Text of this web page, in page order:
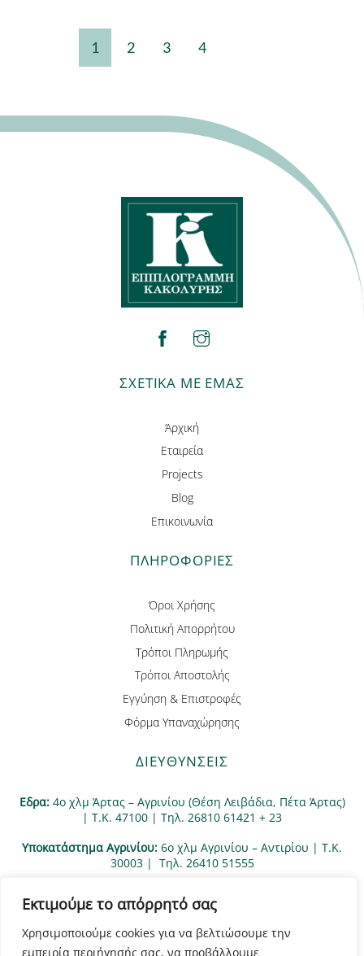
Εκτιμούμε το απόρρητό σας
Χρησιμοποιούμε cookies για να βελτιώσουμε την
εμπειρία περιήγησής σας, να προβάλλουμε
1 2 3 4
facebookinstagram
ΣΧΕΤΙΚΑ ΜΕ ΕΜΑΣ
Άρχική
Εταιρεία
Projects
Blog
Επικοινωνία
ΠΛΗΡΟΦΟΡΊΕΣ
Όροι Χρήσης
Πολιτική Απορρήτου
Τρόποι Πληρωμής
Τρόποι Αποστολής
Εγγύηση & Επιστροφές
Φόρμα Υπαναχώρησης
ΔΙΕΥΘΥΝΣΕΙΣ
Εδρα: 4ο χλμ Άρτας – Αγρινίου (Θέση Λειβάδια, Πέτα Άρτας)
| Τ.Κ. 47100 | Τηλ. 26810 61421 + 23
Υποκατάστημα Αγρινίου: 6ο χλμ Αγρινίου – Αντιρίου | Τ.Κ.
30003 | Tηλ. 26410 51555